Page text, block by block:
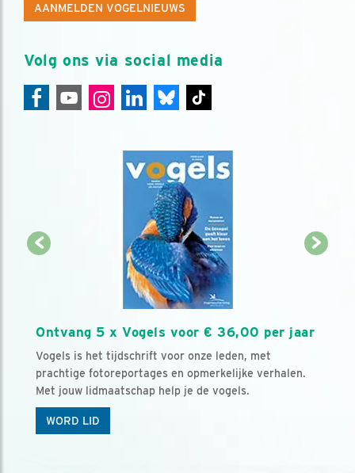
AANMELDEN VOGELNIEUWS
Volg ons via social media
Ontvang 5 x Vogels voor € 36,00 per jaar
Vogels is het tijdschrift voor onze leden, met
prachtige fotoreportages en opmerkelijke verhalen.
Met jouw lidmaatschap help je de vogels.
WORD LID